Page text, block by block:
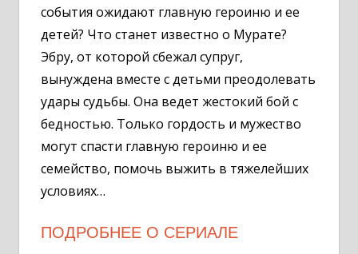
события ожидают главную героиню и ее
детей? Что станет известно о Мурате?
Эбру, от которой сбежал супруг,
вынуждена вместе с детьми преодолевать
удары судьбы. Она ведет жестокий бой с
бедностью. Только гордость и мужество
могут спасти главную героиню и ее
семейство, помочь выжить в тяжелейших
условиях…
ПОДРОБНЕЕ О СЕРИАЛЕ